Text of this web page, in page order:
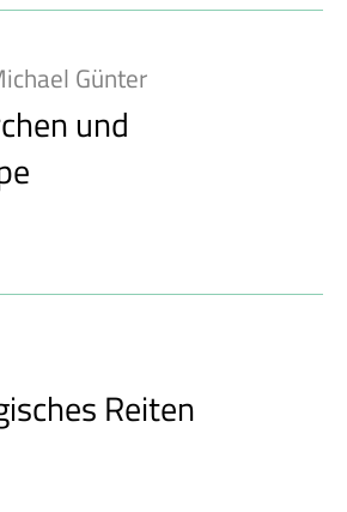
Günter
und
Reiten